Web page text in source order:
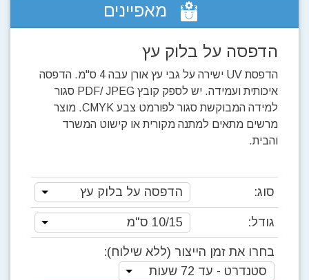
מאפיינים
הדפסה על בלוק עץ
הדפסת UV ישירה על גבי עץ אורן עבה 4 ס"מ. הדפסה
איכותית ועמידה. יש לספק קובץ PDF/ JPEG סגור
למידה המבוקשת סגור לפורמט צבע CMYK. מוצר
מרשים מתאים למתנה מקורית או קישוט המשרד
והבית.
סוג: הדפסה על בלוק עץ
גודל: 10/15 ס"מ
בחרו את זמן הייצור (ללא שילוח):
סטנדרט - עד 72 שעות